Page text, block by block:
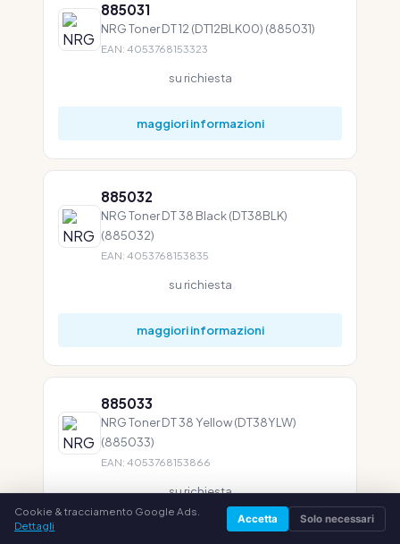
885031
NRG Toner DT 12 (DT12BLK00) (885031)
EAN: 4053768153323
su richiesta
maggiori informazioni
885032
NRG Toner DT 38 Black (DT38BLK)
(885032)
EAN: 4053768153835
su richiesta
maggiori informazioni
885033
NRG Toner DT 38 Yellow (DT38YLW)
(885033)
EAN: 4053768153866
su richiesta
maggiori informazioni
Cookie & tracciamento Google Ads.
Dettagli
Accetta Solo necessari